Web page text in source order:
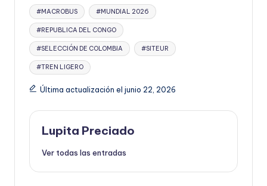
Etiquetas:
#MACROBUS #MUNDIAL 2026
#REPUBLICA DEL CONGO
#SELECCIÓN DE COLOMBIA #SITEUR
#TREN LIGERO
Última actualización el junio 22, 2026
Lupita Preciado
Ver todas las entradas